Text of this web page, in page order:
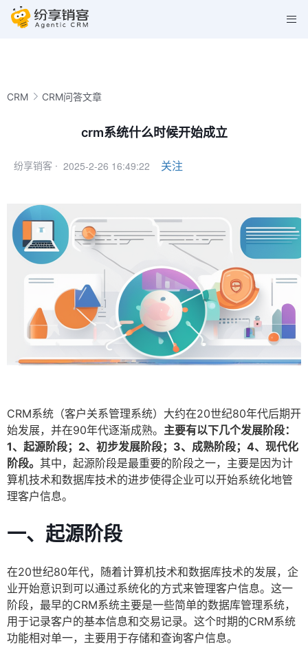
CRM CRM问答文章
crm系统什么时候开始成立
纷享销客 · 2025-2-26 16:49:22 关注
CRM系统（客户关系管理系统）大约在20世纪80年代后期开
始发展，并在90年代逐渐成熟。 主要有以下几个发展阶段：
1、起源阶段；2、初步发展阶段；3、成熟阶段；4、现代化
阶段。 其中，起源阶段是最重要的阶段之一，主要是因为计
算机技术和数据库技术的进步使得企业可以开始系统化地管
理客户信息。
一、起源阶段
在20世纪80年代，随着计算机技术和数据库技术的发展，企
业开始意识到可以通过系统化的方式来管理客户信息。这一
阶段，最早的CRM系统主要是一些简单的数据库管理系统，
用于记录客户的基本信息和交易记录。这个时期的CRM系统
功能相对单一，主要用于存储和查询客户信息。